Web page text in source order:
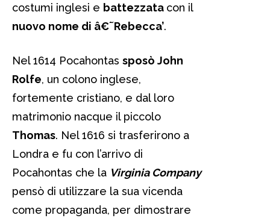
costumi inglesi e battezzata con il
nuovo nome di â€˜Rebecca’.
Nel 1614 Pocahontas sposò John
Rolfe, un colono inglese,
fortemente cristiano, e dal loro
matrimonio nacque il piccolo
Thomas. Nel 1616 si trasferirono a
Londra e fu con l’arrivo di
Pocahontas che la Virginia Company
pensò di utilizzare la sua vicenda
come propaganda, per dimostrare